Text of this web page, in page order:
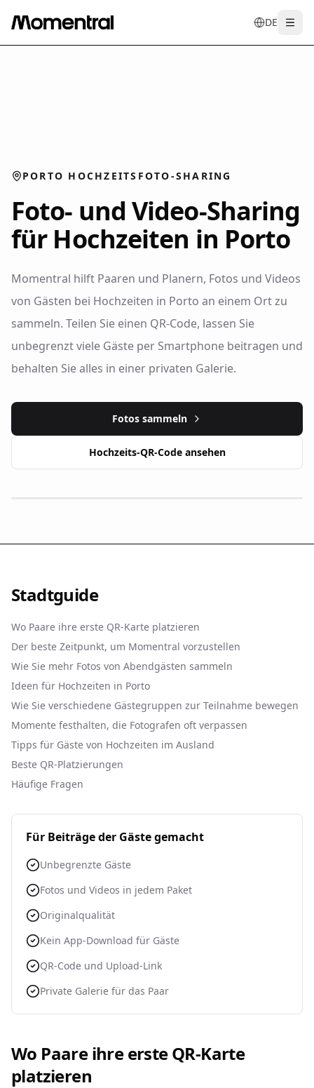
DE
entrdees
PORTO HOCHZEITSFOTO-SHARING
Foto- und Video-Sharing
für Hochzeiten in Porto
Momentral hilft Paaren und Planern, Fotos und Videos
von Gästen bei Hochzeiten in Porto an einem Ort zu
sammeln. Teilen Sie einen QR-Code, lassen Sie
unbegrenzt viele Gäste per Smartphone beitragen und
behalten Sie alles in einer privaten Galerie.
Fotos sammeln
Hochzeits-QR-Code ansehen
Stadtguide
Wo Paare ihre erste QR-Karte platzieren
Der beste Zeitpunkt, um Momentral vorzustellen
Wie Sie mehr Fotos von Abendgästen sammeln
Ideen für Hochzeiten in Porto
Wie Sie verschiedene Gästegruppen zur Teilnahme bewegen
Momente festhalten, die Fotografen oft verpassen
Tipps für Gäste von Hochzeiten im Ausland
Beste QR-Platzierungen
Häufige Fragen
Für Beiträge der Gäste gemacht
Unbegrenzte Gäste
Fotos und Videos in jedem Paket
Originalqualität
Kein App-Download für Gäste
QR-Code und Upload-Link
Private Galerie für das Paar
Wo Paare ihre erste QR-Karte
platzieren